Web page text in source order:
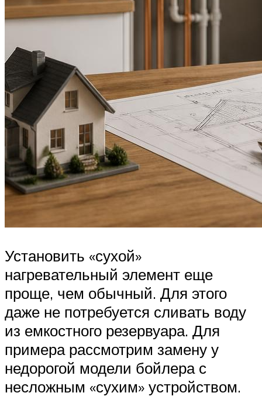
Установить «сухой»
нагревательный элемент еще
проще, чем обычный. Для этого
даже не потребуется сливать воду
из емкостного резервуара. Для
примера рассмотрим замену у
недорогой модели бойлера с
несложным «сухим» устройством.